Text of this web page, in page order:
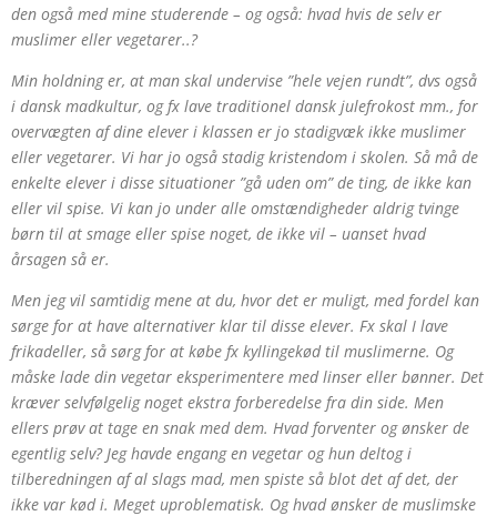
den også med mine studerende – og også: hvad hvis de selv er
muslimer eller vegetarer..?
Min holdning er, at man skal undervise ”hele vejen rundt”, dvs også
i dansk madkultur, og fx lave traditionel dansk julefrokost mm., for
overvægten af dine elever i klassen er jo stadigvæk ikke muslimer
eller vegetarer. Vi har jo også stadig kristendom i skolen. Så må de
enkelte elever i disse situationer ”gå uden om” de ting, de ikke kan
eller vil spise. Vi kan jo under alle omstændigheder aldrig tvinge
børn til at smage eller spise noget, de ikke vil – uanset hvad
årsagen så er.
Men jeg vil samtidig mene at du, hvor det er muligt, med fordel kan
sørge for at have alternativer klar til disse elever. Fx skal I lave
frikadeller, så sørg for at købe fx kyllingekød til muslimerne. Og
måske lade din vegetar eksperimentere med linser eller bønner. Det
kræver selvfølgelig noget ekstra forberedelse fra din side. Men
ellers prøv at tage en snak med dem. Hvad forventer og ønsker de
egentlig selv? Jeg havde engang en vegetar og hun deltog i
tilberedningen af al slags mad, men spiste så blot det af det, der
ikke var kød i. Meget uproblematisk. Og hvad ønsker de muslimske